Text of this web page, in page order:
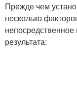
Прежде чем
несколько
непосредственное
результата: